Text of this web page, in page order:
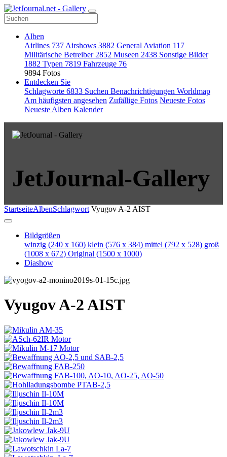
Alben
Airlines 737 Airshows 3882 General Aviation 117
Militärische Betreiber 2852 Museen 2438 Sonstige Bilder
1882 Typen 7819 Fahrzeuge 76
9894 Fotos
Entdecken Sie
Schlagworte 6833 Suchen Benachrichtigungen Worldmap
Am häufigsten angesehen Zufällige Fotos Neueste Fotos
Neueste Alben Kalender
JetJournal-Gallery
StartseiteAlbenSchlagwort Vyugov A-2 AIST
Bildgrößen
winzig (240 x 160) klein (576 x 384) mittel (792 x 528) groß
(1008 x 672) Original (1500 x 1000)
Diashow
Vyugov A-2 AIST